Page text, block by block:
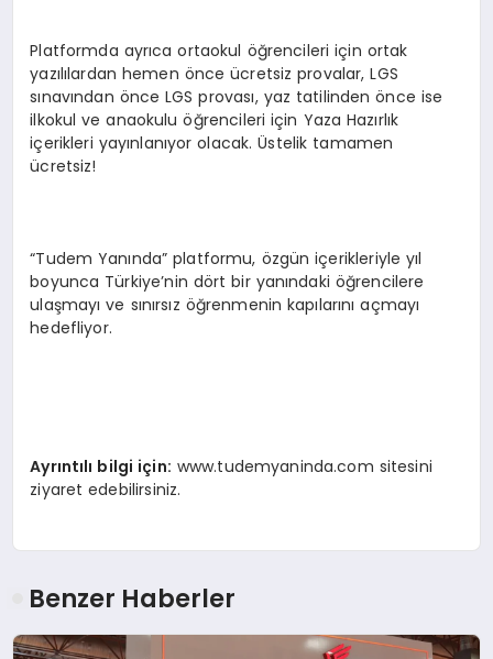
Platformda ayrıca ortaokul öğrencileri için ortak
yazılılardan hemen önce ücretsiz provalar, LGS
sınavından önce LGS provası, yaz tatilinden önce ise
ilkokul ve anaokulu öğrencileri için Yaza Hazırlık
içerikleri yayınlanıyor olacak. Üstelik tamamen
ücretsiz!
“Tudem Yanında” platformu, özgün içerikleriyle yıl
boyunca Türkiye’nin dört bir yanındaki öğrencilere
ulaşmayı ve sınırsız öğrenmenin kapılarını açmayı
hedefliyor.
Ayrıntılı bilgi için: www.tudemyaninda.com sitesini
ziyaret edebilirsiniz.
Benzer Haberler